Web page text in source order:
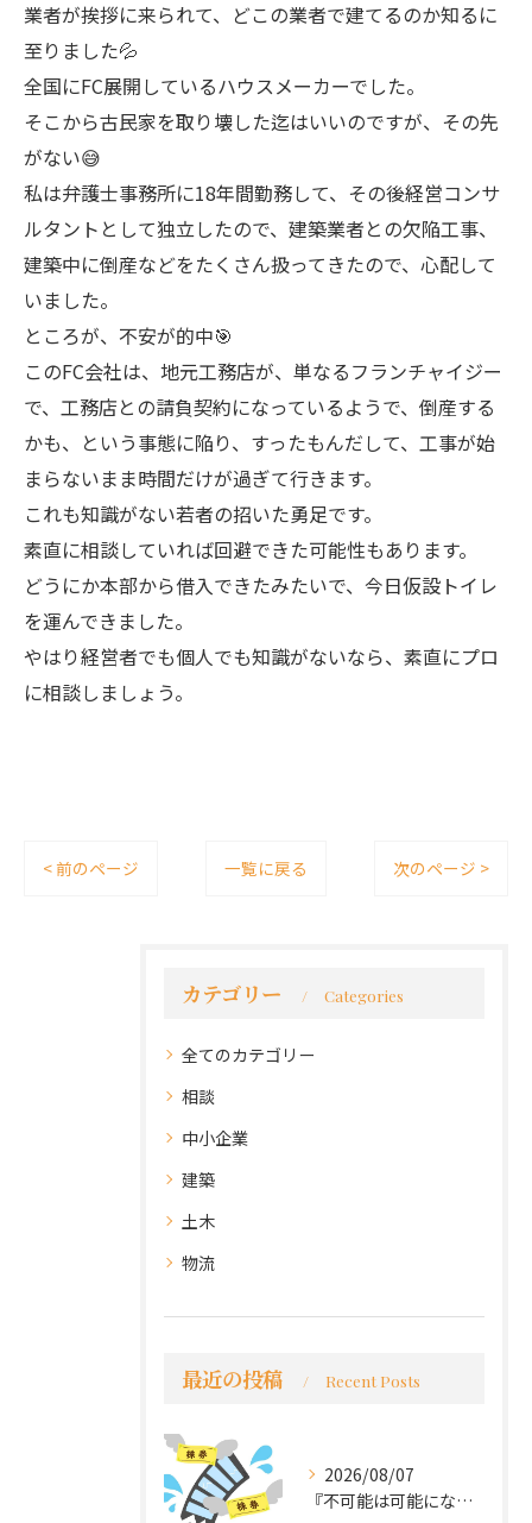
業者が挨拶に来られて、どこの業者で建てるのか知るに
至りました💦
全国にFC展開しているハウスメーカーでした。
そこから古民家を取り壊した迄はいいのですが、その先
がない😅
私は弁護士事務所に18年間勤務して、その後経営コンサ
ルタントとして独立したので、建築業者との欠陥工事、
建築中に倒産などをたくさん扱ってきたので、心配して
いました。
ところが、不安が的中🎯
このFC会社は、地元工務店が、単なるフランチャイジー
で、工務店との請負契約になっているようで、倒産する
かも、という事態に陥り、すったもんだして、工事が始
まらないまま時間だけが過ぎて行きます。
これも知識がない若者の招いた勇足です。
素直に相談していれば回避できた可能性もあります。
どうにか本部から借入できたみたいで、今日仮設トイレ
を運んできました。
やはり経営者でも個人でも知識がないなら、素直にプロ
に相談しましょう。
< 前のページ 一覧に戻る 次のページ >
カテゴリー Categories
全てのカテゴリー
相談
中小企業
建築
土木
物流
最近の投稿 Recent Posts
2026/08/07
『不可能は可能になる』